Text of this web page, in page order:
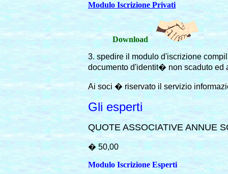
Modulo Iscrizione Privati
Download
3. spedire il modulo d'iscrizione
documento d'identit� non scaduto ed
Ai soci � riservato il servizio
Gli esperti
QUOTE ASSOCIATIVE ANNUE
� 50,00
Modulo Iscrizione Esperti